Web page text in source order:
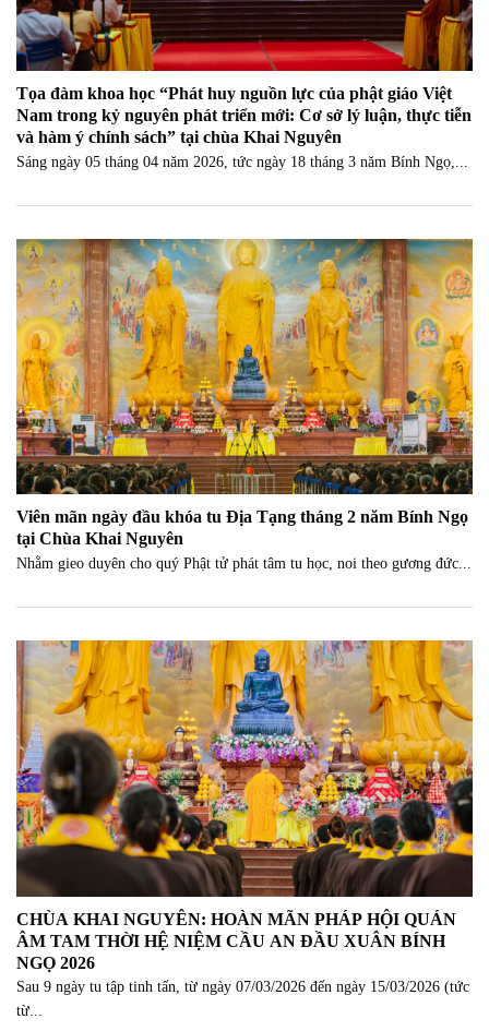
Tọa đàm khoa học “Phát huy nguồn lực của phật giáo Việt
Nam trong kỷ nguyên phát triển mới: Cơ sở lý luận, thực tiễn
và hàm ý chính sách” tại chùa Khai Nguyên
Sáng ngày 05 tháng 04 năm 2026, tức ngày 18 tháng 3 năm Bính Ngọ,...
Viên mãn ngày đầu khóa tu Địa Tạng tháng 2 năm Bính Ngọ
tại Chùa Khai Nguyên
Nhằm gieo duyên cho quý Phật tử phát tâm tu học, noi theo gương đức...
CHÙA KHAI NGUYÊN: HOÀN MÃN PHÁP HỘI QUÁN
ÂM TAM THỜI HỆ NIỆM CẦU AN ĐẦU XUÂN BÍNH
NGỌ 2026
Sau 9 ngày tu tập tinh tấn, từ ngày 07/03/2026 đến ngày 15/03/2026 (tức
từ...